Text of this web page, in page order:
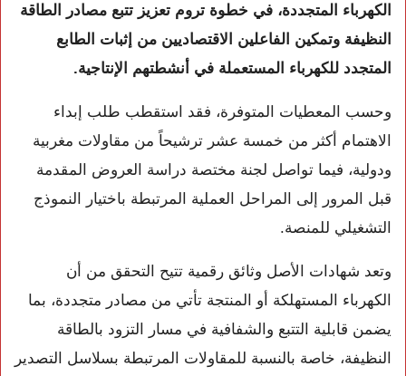
الكهرباء المتجددة، في خطوة تروم تعزيز تتبع مصادر الطاقة
النظيفة وتمكين الفاعلين الاقتصاديين من إثبات الطابع
المتجدد للكهرباء المستعملة في أنشطتهم الإنتاجية.
وحسب المعطيات المتوفرة، فقد استقطب طلب إبداء
الاهتمام أكثر من خمسة عشر ترشيحاً من مقاولات مغربية
ودولية، فيما تواصل لجنة مختصة دراسة العروض المقدمة
قبل المرور إلى المراحل العملية المرتبطة باختيار النموذج
التشغيلي للمنصة.
وتعد شهادات الأصل وثائق رقمية تتيح التحقق من أن
الكهرباء المستهلكة أو المنتجة تأتي من مصادر متجددة، بما
يضمن قابلية التتبع والشفافية في مسار التزود بالطاقة
النظيفة، خاصة بالنسبة للمقاولات المرتبطة بسلاسل التصدير